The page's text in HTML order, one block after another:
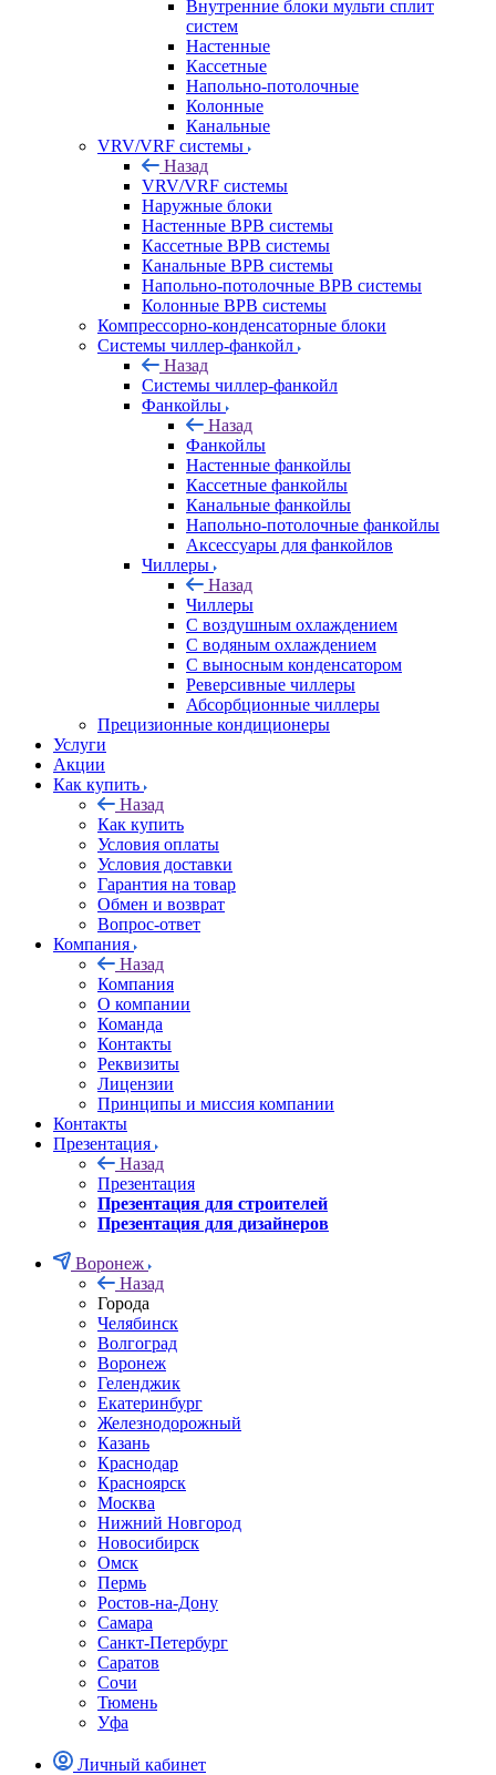
Внутренние блоки мульти сплит
систем
Настенные
Кассетные
Напольно-потолочные
Колонные
Канальные
VRV/VRF системы
Назад
VRV/VRF системы
Наружные блоки
Настенные ВРВ системы
Кассетные ВРВ системы
Канальные ВРВ системы
Напольно-потолочные ВРВ системы
Колонные ВРВ системы
Компрессорно-конденсаторные блоки
Системы чиллер-фанкойл
Назад
Системы чиллер-фанкойл
Фанкойлы
Назад
Фанкойлы
Настенные фанкойлы
Кассетные фанкойлы
Канальные фанкойлы
Напольно-потолочные фанкойлы
Аксессуары для фанкойлов
Чиллеры
Назад
Чиллеры
С воздушным охлаждением
С водяным охлаждением
С выносным конденсатором
Реверсивные чиллеры
Абсорбционные чиллеры
Прецизионные кондиционеры
Услуги
Акции
Как купить
Назад
Как купить
Условия оплаты
Условия доставки
Гарантия на товар
Обмен и возврат
Вопрос-ответ
Компания
Назад
Компания
О компании
Команда
Контакты
Реквизиты
Лицензии
Принципы и миссия компании
Контакты
Презентация
Назад
Презентация
Презентация для строителей
Презентация для дизайнеров
Воронеж
Назад
Города
Челябинск
Волгоград
Воронеж
Геленджик
Екатеринбург
Железнодорожный
Казань
Краснодар
Красноярск
Москва
Нижний Новгород
Новосибирск
Омск
Пермь
Ростов-на-Дону
Самара
Санкт-Петербург
Саратов
Сочи
Тюмень
Уфа
Личный кабинет